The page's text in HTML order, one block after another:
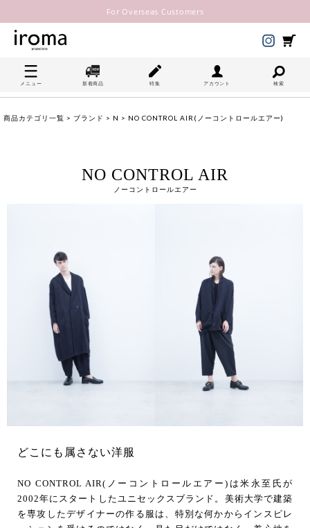
For Overseas Customers
メニュー 新着商品 特集 アカウント 検索
商品カテゴリ一覧 > ブランド > N > NO CONTROL AIR(ノーコントロールエアー)
NO CONTROL AIR
ノーコントロールエアー
どこにも属さない洋服
NO CONTROL AIR(ノーコントロールエアー)は米永至氏が
2002年にスタートしたユニセックスブランド。美術大学で建築
を専攻したデザイナーの作る服は、特別な何かからインスピレ